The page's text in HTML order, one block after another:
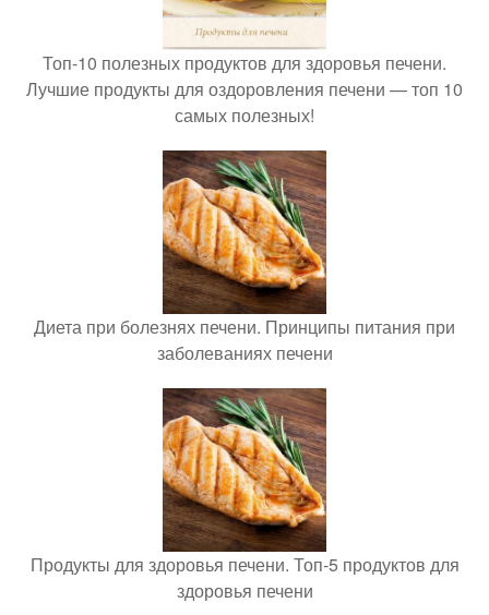
Топ-10 полезных продуктов для здоровья печени.
Лучшие продукты для оздоровления печени — топ 10
самых полезных!
Диета при болезнях печени. Принципы питания при
заболеваниях печени
Продукты для здоровья печени. Топ-5 продуктов для
здоровья печени